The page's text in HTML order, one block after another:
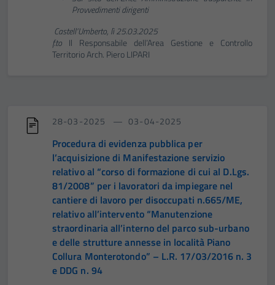
Provvedimenti dirigenti
Castell’Umberto, lì25.03.2025
f.to Il Responsabile dell’Area Gestione e Controllo
Territorio Arch. Piero LIPARI
28-03-2025 03-04-2025
Procedura di evidenza pubblica per
l’acquisizione di Manifestazione servizio
relativo al “corso di formazione di cui al D.Lgs.
81/2008” per i lavoratori da impiegare nel
cantiere di lavoro per disoccupati n.665/ME,
relativo all’intervento “Manutenzione
straordinaria all’interno del parco sub-urbano
e delle strutture annesse in località Piano
Collura Monterotondo” – L.R. 17/03/2016 n. 3
e DDG n. 94